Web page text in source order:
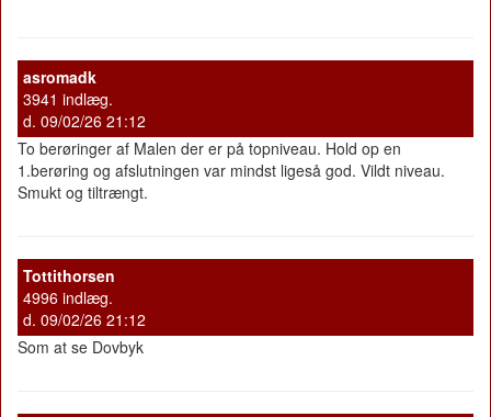
asromadk
3941 indlæg.
d. 09/02/26 21:12
To berøringer af Malen der er på topniveau. Hold op en
1.berøring og afslutningen var mindst ligeså god. Vildt niveau.
Smukt og tiltrængt.
Tottithorsen
4996 indlæg.
d. 09/02/26 21:12
Som at se Dovbyk